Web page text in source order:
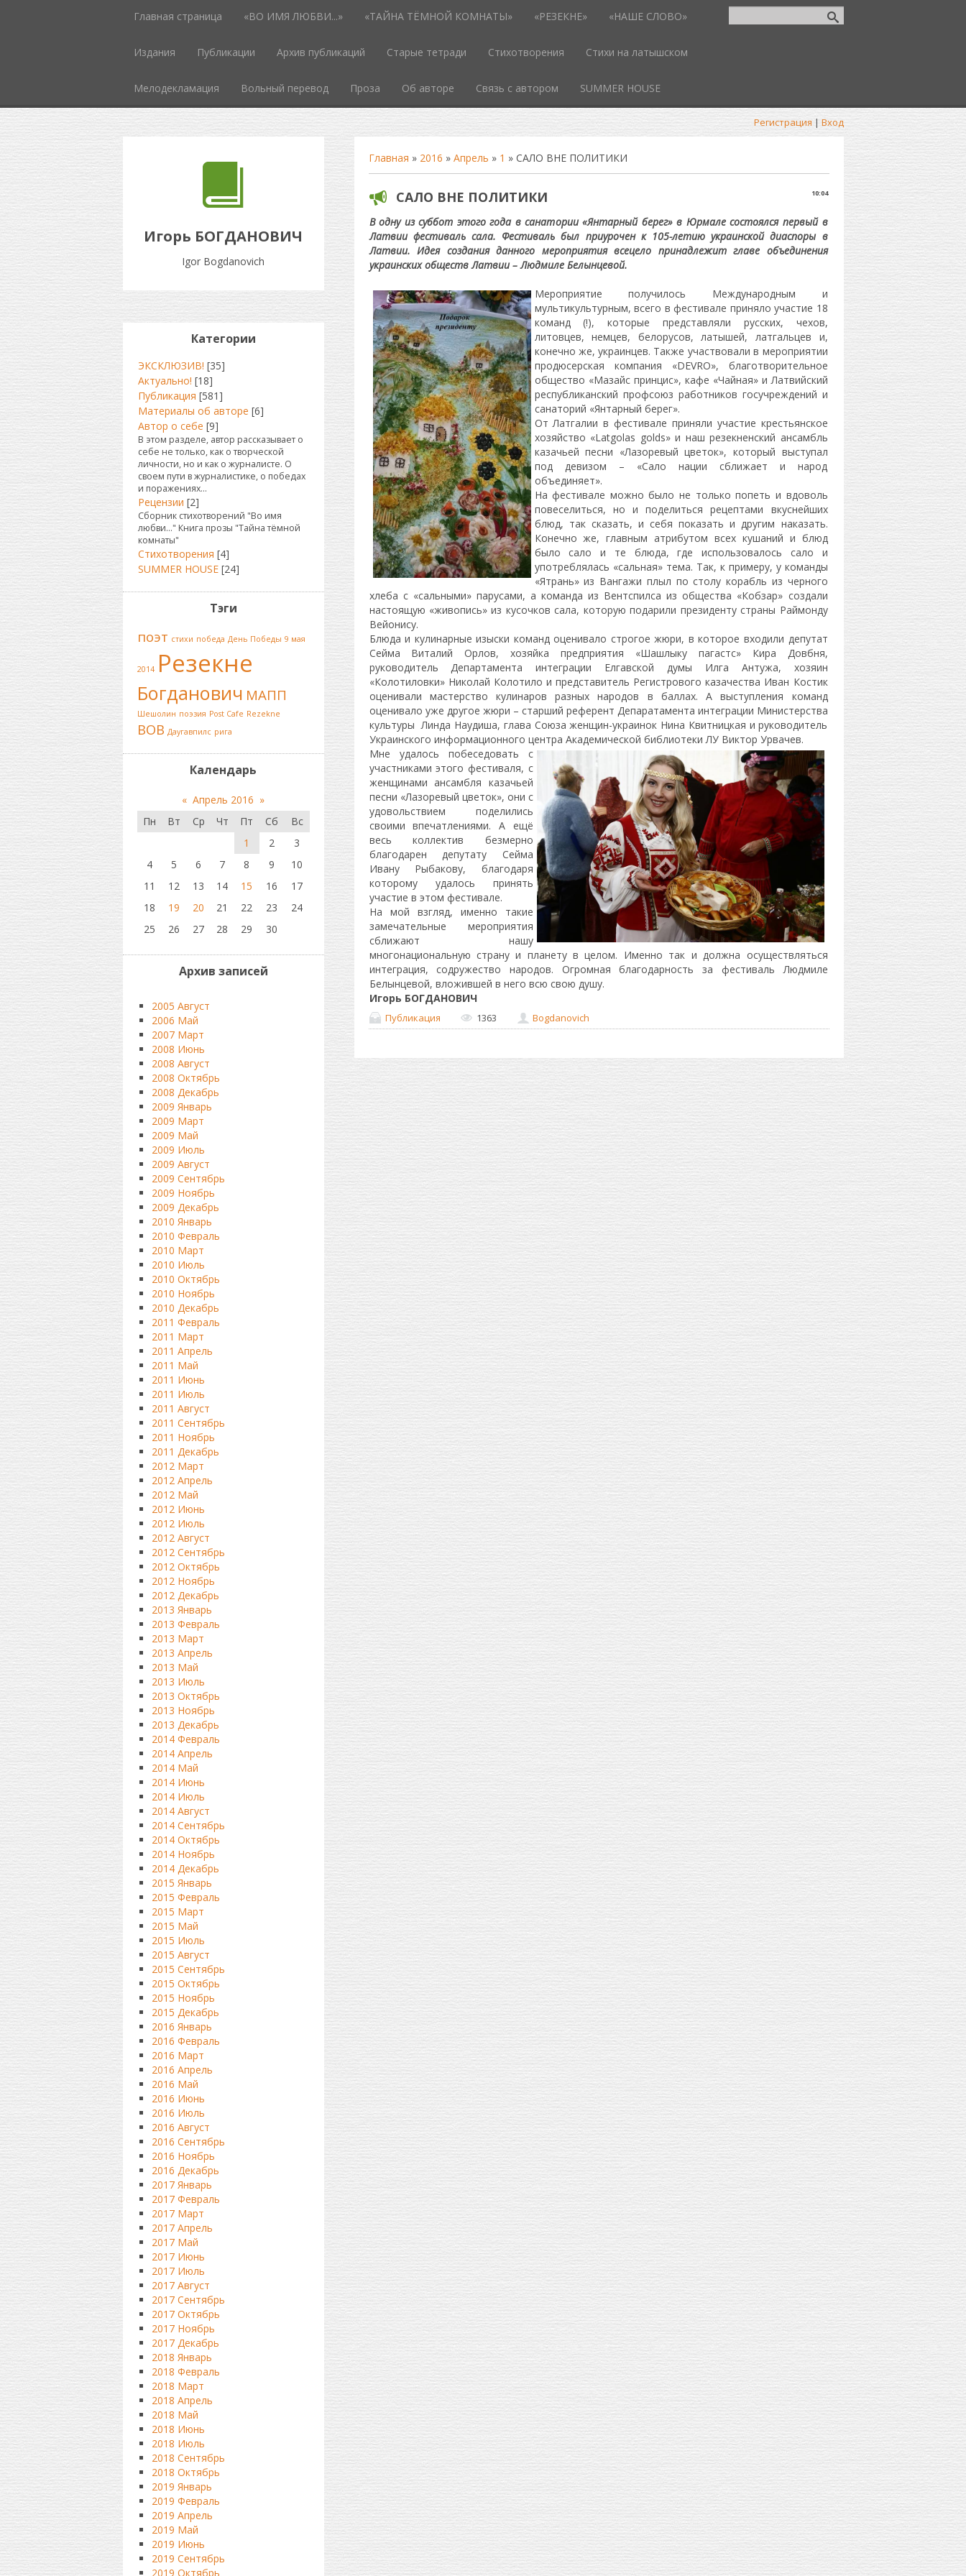
Главная страница «ВО ИМЯ ЛЮБВИ...» «ТАЙНА ТЁМНОЙ КОМНАТЫ» «РЕЗЕКНЕ» «НАШЕ СЛОВО»
Издания Публикации Архив публикаций Старые тетради Стихотворения Стихи на латышском
Мелодекламация Вольный перевод Проза Об авторе Связь с автором SUMMER HOUSE
Регистрация | Вход
Игорь БОГДАНОВИЧ
Igor Bogdanovich
Главная » 2016 » Апрель » 1 » САЛО ВНЕ ПОЛИТИКИ
10:04
САЛО ВНЕ ПОЛИТИКИ
В одну из суббот этого года в санатории «Янтарный берег» в Юрмале состоялся первый в
Латвии фестиваль сала. Фестиваль был приурочен к 105-летию украинской диаспоры в
Латвии. Идея создания данного мероприятия всецело принадлежит главе объединения
украинских обществ Латвии – Людмиле Белынцевой.
Мероприятие получилось Международным и
мультикультурным, всего в фестивале приняло участие 18
команд (!), которые представляли русских, чехов,
литовцев, немцев, белорусов, латышей, латгальцев и,
конечно же, украинцев. Также участвовали в мероприятии
продюсерская компания «DEVRO», благотворительное
общество «Мазайс принцис», кафе «Чайная» и Латвийский
республиканский профсоюз работников госучреждений и
санаторий «Янтарный берег».
От Латгалии в фестивале приняли участие крестьянское
хозяйство «Latgоlаs golds» и наш резекненский ансамбль
казачьей песни «Лазоревый цветок», который выступал
под девизом – «Сало нации сближает и народ
объединяет».
На фестивале можно было не только попеть и вдоволь
повеселиться, но и поделиться рецептами вкуснейших
блюд, так сказать, и себя показать и другим наказать.
Конечно же, главным атрибутом всех кушаний и блюд
было сало и те блюда, где использовалось сало и
употреблялась «сальная» тема. Так, к примеру, у команды
«Ятрань» из Вангажи плыл по столу корабль из черного
хлеба с «сальными» парусами, а команда из Вентспилса из общества «Кобзар» создали
настоящую «живопись» из кусочков сала, которую подарили президенту страны Раймонду
Вейонису.
Блюда и кулинарные изыски команд оценивало строгое жюри, в которое входили депутат
Сейма Виталий Орлов, хозяйка предприятия «Шашлыку пагастс» Кира Довбня,
руководитель Департамента интеграции Елгавской думы Илга Антужа, хозяин
«Колотиловки» Николай Колотило и представитель Регистрового казачества Иван Костик
оценивали мастерство кулинаров разных народов в баллах. А выступления команд
оценивало уже другое жюри – старший референт Депаратамента интеграции Министерства
культуры Линда Наудиша, глава Союза женщин-украинок Нина Квитницкая и руководитель
Украинского информационного центра Академической библиотеки ЛУ Виктор Урвачев.
Мне удалось побеседовать с
участниками этого фестиваля, с
женщинами ансамбля казачьей
песни «Лазоревый цветок», они с
удовольствием поделились
своими впечатлениями. А ещё
весь коллектив безмерно
благодарен депутату Сейма
Ивану Рыбакову, благодаря
которому удалось принять
участие в этом фестивале.
На мой взгляд, именно такие
замечательные мероприятия
сближают нашу
многонациональную страну и планету в целом. Именно так и должна осуществляться
интеграция, содружество народов. Огромная благодарность за фестиваль Людмиле
Белынцевой, вложившей в него всю свою душу.
Игорь БОГДАНОВИЧ
Публикация 1363 Bogdanovich
Категории
ЭКСКЛЮЗИВ! [35]
Актуально! [18]
Публикация [581]
Материалы об авторе [6]
Автор о себе [9]
В этом разделе, автор рассказывает о
себе не только, как о творческой
личности, но и как о журналисте. О
своем пути в журналистике, о победах
и поражениях...
Рецензии [2]
Сборник стихотворений "Во имя
любви..." Книга прозы "Тайна тёмной
комнаты"
Стихотворения [4]
SUMMER HOUSE [24]
Тэги
поэт стихи победа День Победы 9 мая
2014 Резекне
Богданович МАПП
Шешолин поэзия Post Cafe Rezekne
ВОВ Даугавпилс рига
Календарь
« Апрель 2016 »
Пн
Вт Ср Чт Пт Сб
Вс
1
2
3
4
5 6 7 8 9
10
11
12 13 14 15 16
17
18
19 20 21 22 23
24
25
26 27 28 29 30
Архив записей
2005 Август
2006 Май
2007 Март
2008 Июнь
2008 Август
2008 Октябрь
2008 Декабрь
2009 Январь
2009 Март
2009 Май
2009 Июль
2009 Август
2009 Сентябрь
2009 Ноябрь
2009 Декабрь
2010 Январь
2010 Февраль
2010 Март
2010 Июль
2010 Октябрь
2010 Ноябрь
2010 Декабрь
2011 Февраль
2011 Март
2011 Апрель
2011 Май
2011 Июнь
2011 Июль
2011 Август
2011 Сентябрь
2011 Ноябрь
2011 Декабрь
2012 Март
2012 Апрель
2012 Май
2012 Июнь
2012 Июль
2012 Август
2012 Сентябрь
2012 Октябрь
2012 Ноябрь
2012 Декабрь
2013 Январь
2013 Февраль
2013 Март
2013 Апрель
2013 Май
2013 Июль
2013 Октябрь
2013 Ноябрь
2013 Декабрь
2014 Февраль
2014 Апрель
2014 Май
2014 Июнь
2014 Июль
2014 Август
2014 Сентябрь
2014 Октябрь
2014 Ноябрь
2014 Декабрь
2015 Январь
2015 Февраль
2015 Март
2015 Май
2015 Июль
2015 Август
2015 Сентябрь
2015 Октябрь
2015 Ноябрь
2015 Декабрь
2016 Январь
2016 Февраль
2016 Март
2016 Апрель
2016 Май
2016 Июнь
2016 Июль
2016 Август
2016 Сентябрь
2016 Ноябрь
2016 Декабрь
2017 Январь
2017 Февраль
2017 Март
2017 Апрель
2017 Май
2017 Июнь
2017 Июль
2017 Август
2017 Сентябрь
2017 Октябрь
2017 Ноябрь
2017 Декабрь
2018 Январь
2018 Февраль
2018 Март
2018 Апрель
2018 Май
2018 Июнь
2018 Июль
2018 Сентябрь
2018 Октябрь
2019 Январь
2019 Февраль
2019 Апрель
2019 Май
2019 Июнь
2019 Сентябрь
2019 Октябрь